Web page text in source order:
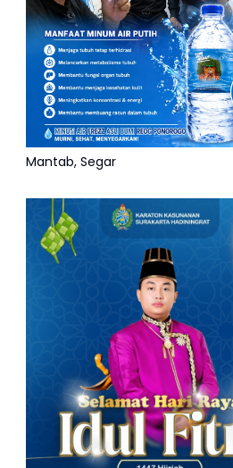
Mantab, Segar